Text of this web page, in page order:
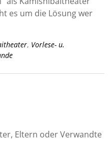
es um die Lösung wer
, Vorlese- u.
Eltern oder Verwandte